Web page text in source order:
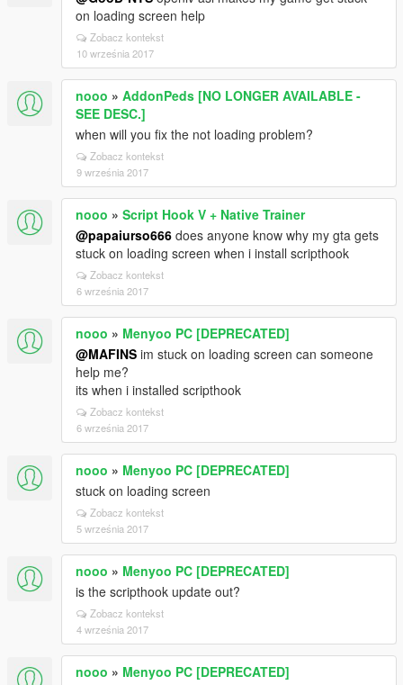
on loading screen help
Zobacz kontekst
10 września 2017
nooo » AddonPeds [NO LONGER AVAILABLE -
SEE DESC.]
when will you fix the not loading problem?
Zobacz kontekst
9 września 2017
nooo » Script Hook V + Native Trainer
@papaiurso666 does anyone know why my gta gets
stuck on loading screen when i install scripthook
Zobacz kontekst
6 września 2017
nooo » Menyoo PC [DEPRECATED]
@MAFINS im stuck on loading screen can someone
help me?
its when i installed scripthook
Zobacz kontekst
6 września 2017
nooo » Menyoo PC [DEPRECATED]
stuck on loading screen
Zobacz kontekst
5 września 2017
nooo » Menyoo PC [DEPRECATED]
is the scripthook update out?
Zobacz kontekst
4 września 2017
nooo » Menyoo PC [DEPRECATED]